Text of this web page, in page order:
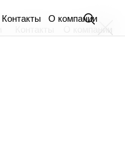
Контакты О компании